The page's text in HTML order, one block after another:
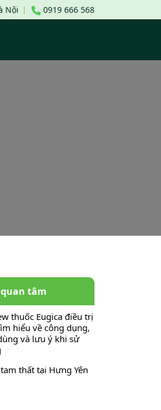
Nội 0919 666 568
tâm
thuốc Eugica điều trị
hiểu về công dụng,
và lưu ý khi sử
thất tại Hưng Yên